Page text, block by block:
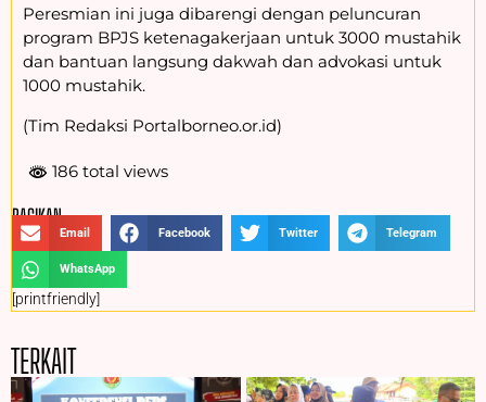
Peresmian ini juga dibarengi dengan peluncuran
program BPJS ketenagakerjaan untuk 3000 mustahik
dan bantuan langsung dakwah dan advokasi untuk
1000 mustahik.
(Tim Redaksi Portalborneo.or.id)
186 total views
BAGIKAN :
Email Facebook Twitter Telegram
WhatsApp
[printfriendly]
TERKAIT